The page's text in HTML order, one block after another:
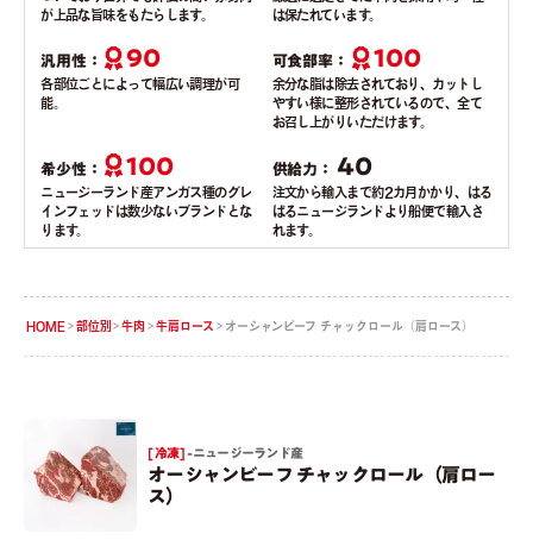
が上品な旨味をもたらします。
は保たれています。
汎用性： 90
各部位ごとによって幅広い調理が可
能。
可食部率： 100
余分な脂は除去されており、カットし
やすい様に整形されているので、全て
お召し上がりいただけます。
希少性： 100
ニュージーランド産アンガス種のグレ
インフェッドは数少ないブランドとな
ります。
供給力： 40
注文から輸入まで約2カ月かかり、はる
ばるニュージランドより船便で輸入さ
れます。
HOME 部位別 牛肉 牛肩ロース オーシャンビーフ チャックロール（肩ロース）
[ 冷凍 ]- ニュージーランド産
オーシャンビーフ チャックロール（肩ロー
ス）